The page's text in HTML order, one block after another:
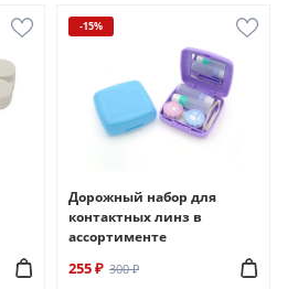
-15%
Дорожный набор для
контактных линз в
ассортименте
255 ₽ 300 ₽